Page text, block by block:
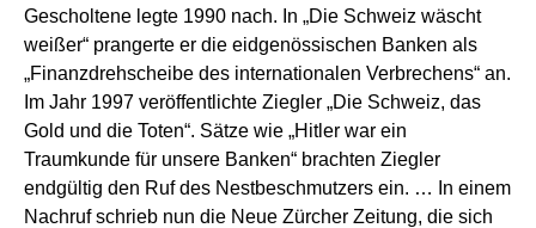
Gescholtene legte 1990 nach. In „Die Schweiz wäscht
weißer“ prangerte er die eidgenössischen Banken als
„Finanzdrehscheibe des internationalen Verbrechens“ an.
Im Jahr 1997 veröffentlichte Ziegler „Die Schweiz, das
Gold und die Toten“. Sätze wie „Hitler war ein
Traumkunde für unsere Banken“ brachten Ziegler
endgültig den Ruf des Nestbeschmutzers ein. … In einem
Nachruf schrieb nun die Neue Zürcher Zeitung, die sich